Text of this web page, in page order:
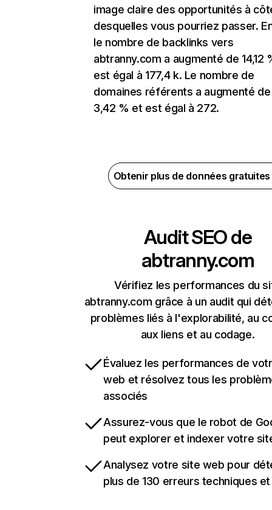
image claire des opportunités à
desquelles vous pourriez passer.
le nombre de backlinks vers
abtranny.com a augmenté de 14,12
est égal à 177,4 k. Le nombre de
domaines référents a augmenté de
3,42 % et est égal à 272.
Obtenir plus de données
Audit SEO de
abtranny.com
Vérifiez les performances du
abtranny.com grâce à un audit qui
problèmes liés à l'explorabilité, au
aux liens et au codage.
Évaluez les performances de
web et résolvez tous les
associés
Assurez-vous que le robot de
peut explorer et indexer votre
Analysez votre site web pour
plus de 130 erreurs techniques et